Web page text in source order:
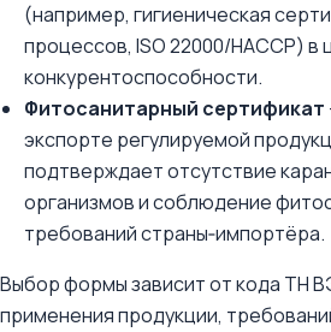
(например, гигиеническая
процессов, ISO 22000/НАССР) в
конкурентоспособности.
Фитосанитарный сертификат
экспорте регулируемой
подтверждает отсутствие
организмов и соблюдение
требований страны‑импортёра.
Выбор формы зависит от кода ТН
применения продукции,